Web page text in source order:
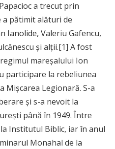
a trecut prin
a pătimit alături de
Ianolide, Valeriu Gafencu,
și alții.[1] A fost
mareșalului Ion
participare la rebeliunea
Mișcarea Legionară. S-a
și s-a nevoit la
până în 1949. Între
Institutul Biblic, iar în anul
Monahal de la